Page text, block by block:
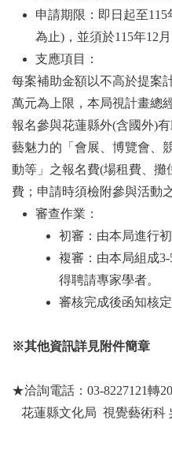
申請期限：即日起至
為止)，並須於115年12
支應項目：
每案補助金額以不高於提案
萬元為上限，本局視計畫總
報名參與花蓮縣外(含國外)
藝魅力的「會展、博覽會、
動等」之報名費(場租費、
費；申請時須檢附參與活動
審查作業：
初審：由本局進行初
複審：由本局組成
得聘請專家學者。
審核完成後函知核
※其他資訊詳見附件簡章
★洽詢電話：03-8227121轉
花蓮縣文化局 視覺藝術科